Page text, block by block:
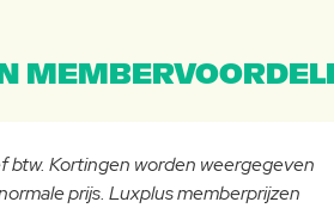
btw. Kortingen worden weergegeven
prijs. Luxplus memberprijzen